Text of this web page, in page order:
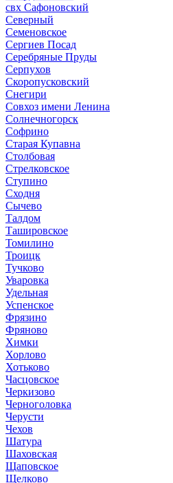
свх Сафоновский
Северный
Семеновское
Сергиев Посад
Серебряные Пруды
Серпухов
Скоропусковский
Снегири
Совхоз имени Ленина
Солнечногорск
Софрино
Старая Купавна
Столбовая
Стрелковское
Ступино
Сходня
Сычево
Талдом
Ташировское
Томилино
Троицк
Тучково
Уваровка
Удельная
Успенское
Фрязино
Фряново
Химки
Хорлово
Хотьково
Часцовское
Черкизово
Черноголовка
Черусти
Чехов
Шатура
Шаховская
Щаповское
Щелково